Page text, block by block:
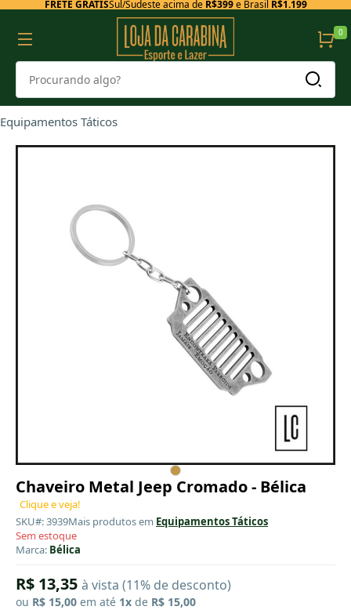
FRETE GRÁTISSul/Sudeste acima de R$399e Brasil R$1.199
0
Equipamentos Táticos
Chaveiro Metal Jeep Cromado - Bélica
Clique e veja!
SKU#: 3939Mais produtos em Equipamentos Táticos
Sem estoque
Marca: Bélica
R$ 13,35 à vista (11% de desconto)
ou R$ 15,00 em até 1x de R$ 15,00